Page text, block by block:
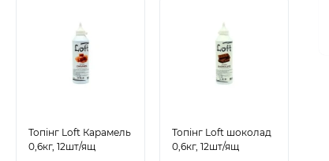
Топінг Loft Карамель
0,6кг, 12шт/ящ
Топінг Loft шоколад
0,6кг, 12шт/ящ